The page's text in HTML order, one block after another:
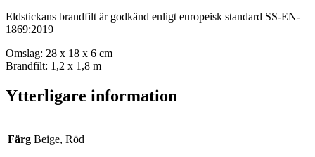
Eldstickans brandfilt är godkänd enligt europeisk standard SS-EN-
1869:2019
Omslag: 28 x 18 x 6 cm
Brandfilt: 1,2 x 1,8 m
Ytterligare information
Färg Beige, Röd